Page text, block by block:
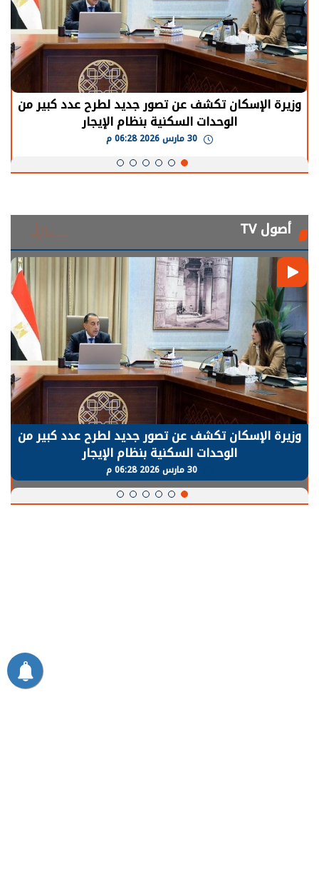
الرئيس السيسي: توقف الأنشطة في قطاع الطاقة
يحتاج إلى سنوات لعودة معدلات الإنتاج الطبيعية
أصول TV
الرئيس السيسي: توقف الأنشطة في قطاع الطاقة
يحتاج إلى سنوات لعودة معدلات الإنتاج الطبيعية